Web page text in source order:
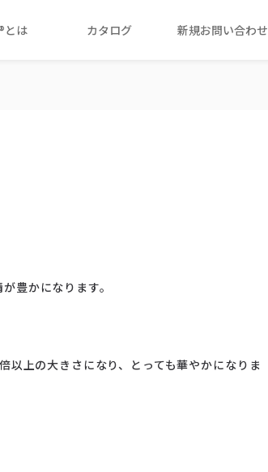
とは カタログ 新規お問い合わせ
豊かになります。
上の大きさになり、とっても華やかになりま